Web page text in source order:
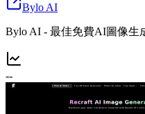
Bylo AI
Bylo AI - 最佳免費AI圖像生
--